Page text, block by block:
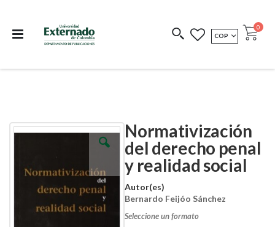
COEDICIONES REDIMIR CÓDIGO
MONEDA
COP Cart
0
Normativización
del derecho penal
y realidad social
Autor(es)
Bernardo Feijóo Sánchez
Seleccione un formato
Skip
Skip